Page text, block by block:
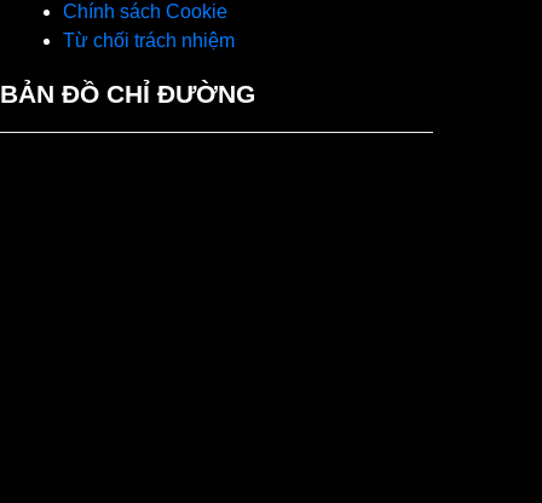
Chính sách Cookie
Từ chối trách nhiệm
BẢN ĐỒ CHỈ ĐƯỜNG